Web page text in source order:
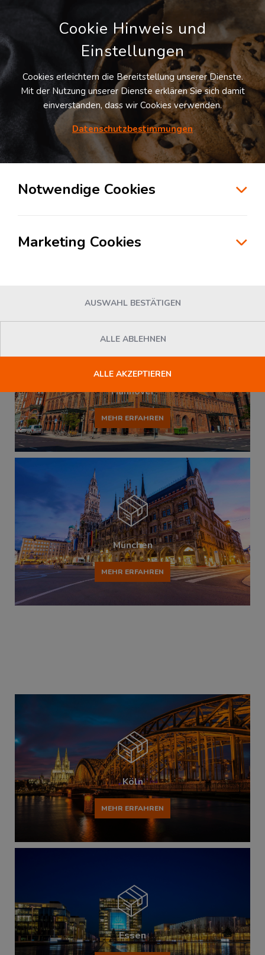
LOGISTIKDIENSTLEISTER
STANDORTE IN
DEUTSCHLAND
Hamburg
Hannover
MEHR ERFAHREN
München
MEHR ERFAHREN
Köln
MEHR ERFAHREN
Essen
Cookie Hinweis und
Einstellungen
Cookies erleichtern die Bereitstellung unserer Dienste.
Mit der Nutzung unserer Dienste erklären Sie sich damit
einverstanden, dass wir Cookies verwenden.
Datenschutzbestimmungen
Notwendige Cookies
Marketing Cookies
AUSWAHL BESTÄTIGEN
ALLE ABLEHNEN
ALLE AKZEPTIEREN